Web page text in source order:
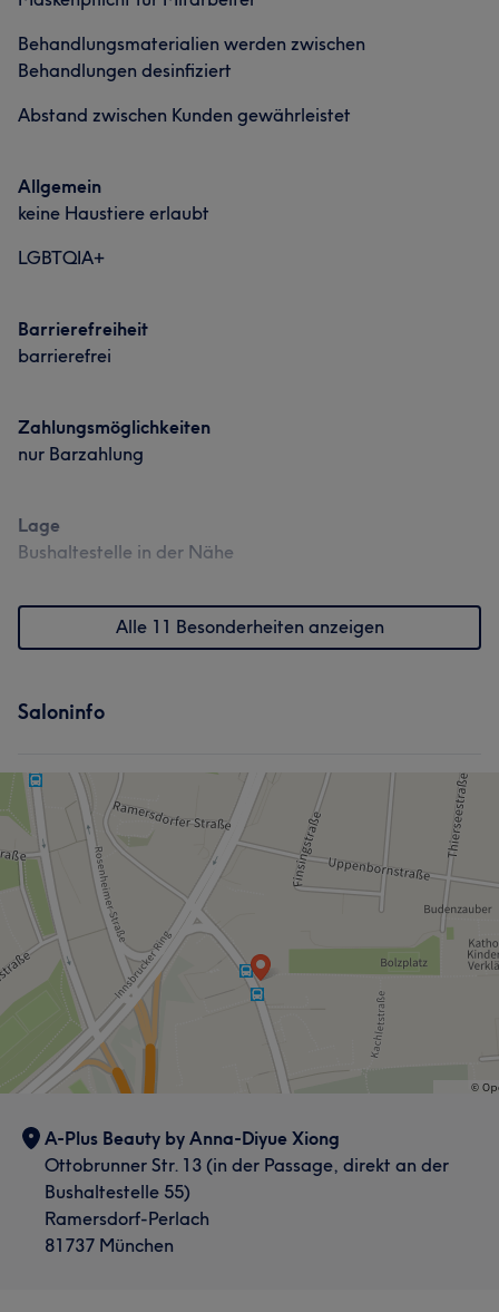
Behandlungsmaterialien werden zwischen
Behandlungen desinfiziert
Abstand zwischen Kunden gewährleistet
Allgemein
keine Haustiere erlaubt
LGBTQIA+
Barrierefreiheit
barrierefrei
Zahlungsmöglichkeiten
nur Barzahlung
Lage
Bushaltestelle in der Nähe
Alle 11 Besonderheiten anzeigen
Saloninfo
A-Plus Beauty by Anna-Diyue Xiong
Ottobrunner Str. 13 (in der Passage, direkt an der
Bushaltestelle 55)
Ramersdorf-Perlach
81737 München